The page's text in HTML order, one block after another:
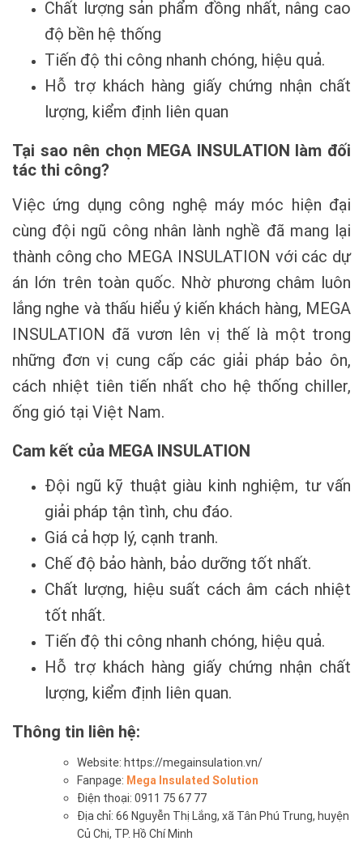
Chất lượng sản phẩm đồng nhất, nâng cao
độ bền hệ thống
Tiến độ thi công nhanh chóng, hiệu quả.
Hỗ trợ khách hàng giấy chứng nhận chất
lượng, kiểm định liên quan
Tại sao nên chọn MEGA INSULATION làm đối
tác thi công?
Việc ứng dụng công nghệ máy móc hiện đại
cùng đội ngũ công nhân lành nghề đã mang lại
thành công cho MEGA INSULATION với các dự
án lớn trên toàn quốc. Nhờ phương châm luôn
lắng nghe và thấu hiểu ý kiến khách hàng, MEGA
INSULATION đã vươn lên vị thế là một trong
những đơn vị cung cấp các giải pháp bảo ôn,
cách nhiệt tiên tiến nhất cho hệ thống chiller,
ống gió tại Việt Nam.
Cam kết của MEGA INSULATION
Đội ngũ kỹ thuật giàu kinh nghiệm, tư vấn
giải pháp tận tình, chu đáo.
Giá cả hợp lý, cạnh tranh.
Chế độ bảo hành, bảo dưỡng tốt nhất.
Chất lượng, hiệu suất cách âm cách nhiệt
tốt nhất.
Tiến độ thi công nhanh chóng, hiệu quả.
Hỗ trợ khách hàng giấy chứng nhận chất
lượng, kiểm định liên quan.
Thông tin liên hệ:
Website: https://megainsulation.vn/
Fanpage: Mega Insulated Solution
Điện thoại: 0911 75 67 77
Địa chỉ: 66 Nguyễn Thị Lắng, xã Tân Phú Trung, huyện
Củ Chi, TP. Hồ Chí Minh